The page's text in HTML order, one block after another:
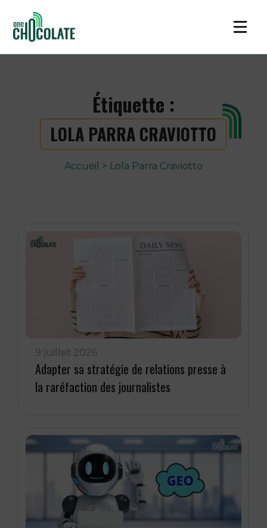
Étiquette :
LOLA PARRA CRAVIOTTO
Accueil > Lola Parra Craviotto
9 juillet 2026
Adapter sa stratégie de relations presse à
la raréfaction des journalistes